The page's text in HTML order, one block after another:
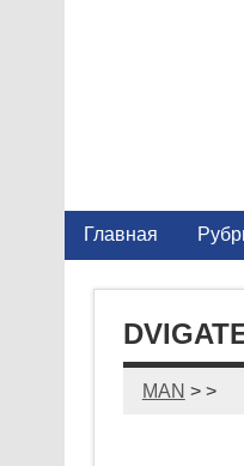
Главная
MAN > >